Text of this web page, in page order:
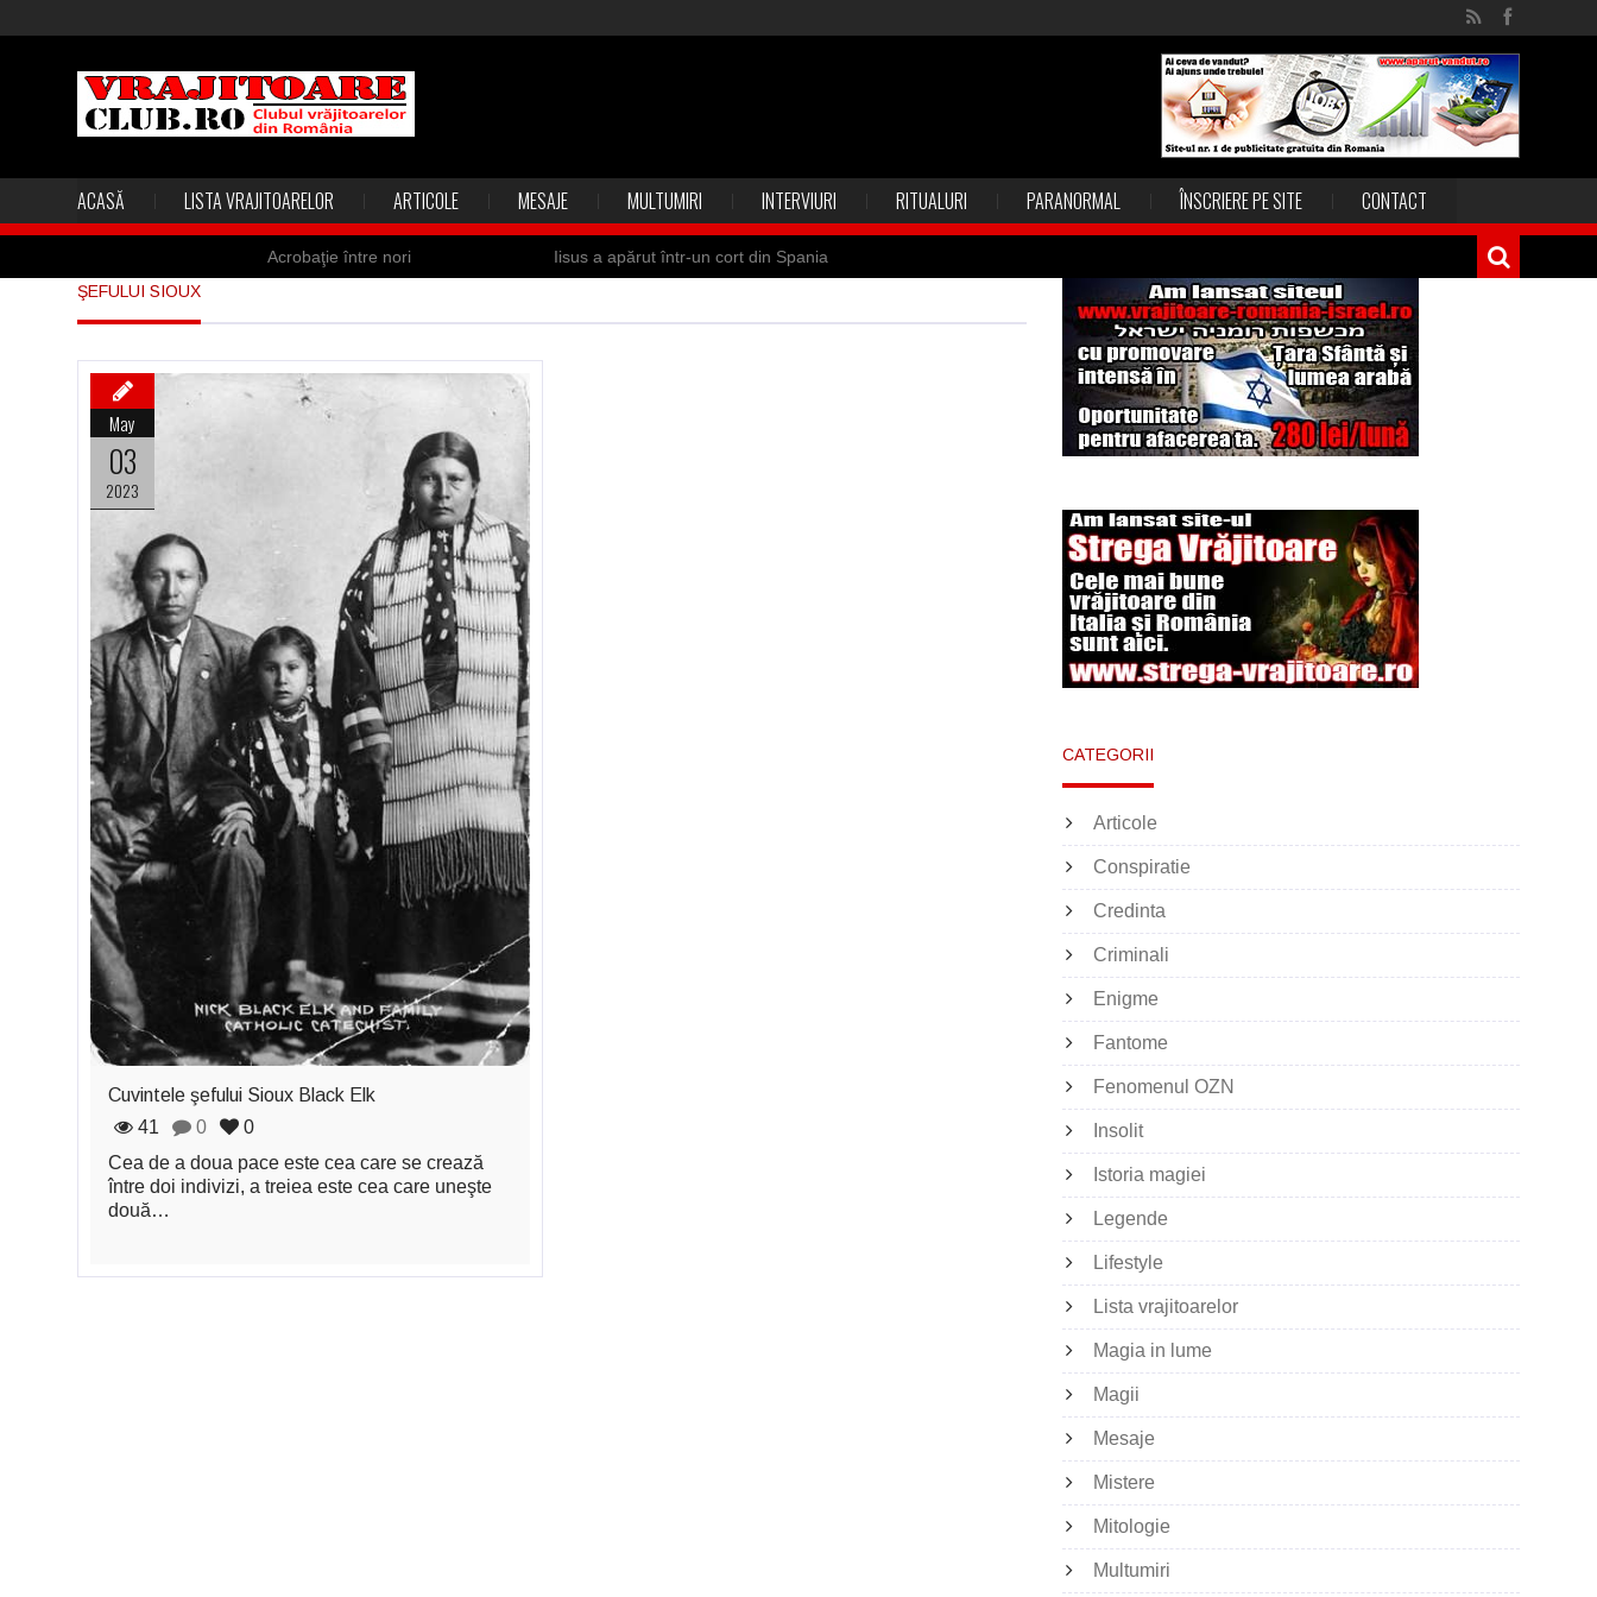
ACASĂ LISTA VRAJITOARELOR ARTICOLE MESAJE MULTUMIRI INTERVIURI RITUALURI PARANORMAL ÎNSCRIERE PE SITE CONTACT
Acrobaţie între nori Iisus a apărut într-un cort din Spania
Magia în Thailanda
Derba, un oraş misterios vizitat şi de sfântul Petre
Şi-a vândut soţia pentru un ritual de magie neagră
ŞEFULUI SIOUX
May
03
2023
Cuvintele şefului Sioux Black Elk
41
0
0
Cea de a doua pace este cea care se crează
între doi indivizi, a treiea este cea care uneşte
două…
CATEGORII
Articole
Conspiratie
Credinta
Criminali
Enigme
Fantome
Fenomenul OZN
Insolit
Istoria magiei
Legende
Lifestyle
Lista vrajitoarelor
Magia in lume
Magii
Mesaje
Mistere
Mitologie
Multumiri